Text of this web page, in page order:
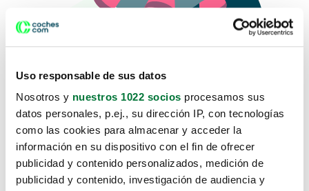
Uso responsable de sus datos
Nosotros y nuestros 1022 socios procesamos sus
datos personales, p.ej., su dirección IP, con tecnologías
como las cookies para almacenar y acceder la
información en su dispositivo con el fin de ofrecer
publicidad y contenido personalizados, medición de
publicidad y contenido, investigación de audiencia y
Lo sentimos, no sabemos como
te hemos traido hasta aquí.